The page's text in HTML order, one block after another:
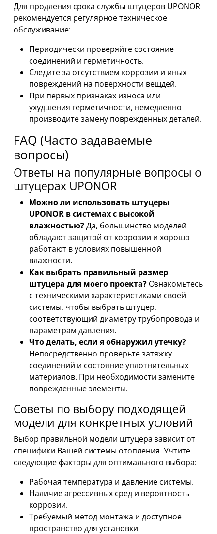
Для продления срока службы штуцеров UPONOR
рекомендуется регулярное техническое
обслуживание:
Периодически проверяйте состояние
соединений и герметичность.
Следите за отсутствием коррозии и иных
повреждений на поверхности вещдей.
При первых признаках износа или
ухудшения герметичности, немедленно
производите замену поврежденных деталей.
FAQ (Часто задаваемые
вопросы)
Ответы на популярные вопросы о
штуцерах UPONOR
Можно ли использовать штуцеры
UPONOR в системах с высокой
влажностью?Да, большинство моделей
обладают защитой от коррозии и хорошо
работают в условиях повышенной
влажности.
Как выбрать правильный размер
штуцера для моего проекта? Ознакомьтесь
с техническими характеристиками своей
системы, чтобы выбрать штуцер,
соответствующий диаметру трубопровода и
параметрам давления.
Что делать, если я обнаружил утечку?
Непосредственно проверьте затяжку
соединений и состояние уплотнительных
материалов. При необходимости замените
поврежденные элементы.
Советы по выбору подходящей
модели для конкретных условий
Выбор правильной модели штуцера зависит от
специфики Вашей системы отопления. Учтите
следующие факторы для оптимального выбора:
Рабочая температура и давление системы.
Наличие агрессивных сред и вероятность
коррозии.
Требуемый метод монтажа и доступное
пространство для установки.